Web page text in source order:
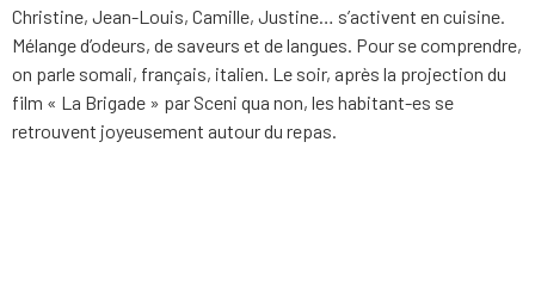
Christine, Jean-Louis, Camille, Justine… s’activent en cuisine.
Mélange d’odeurs, de saveurs et de langues. Pour se comprendre,
on parle somali, français, italien. Le soir, après la projection du
film « La Brigade » par Sceni qua non, les habitant-es se
retrouvent joyeusement autour du repas.